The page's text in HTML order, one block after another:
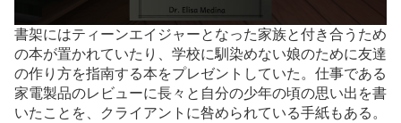
書架にはティーンエイジャーとなった家族と付き合うため
の本が置かれていたり、学校に馴染めない娘のために友達
の作り方を指南する本をプレゼントしていた。仕事である
家電製品のレビューに長々と自分の少年の頃の思い出を書
いたことを、クライアントに咎められている手紙もある。